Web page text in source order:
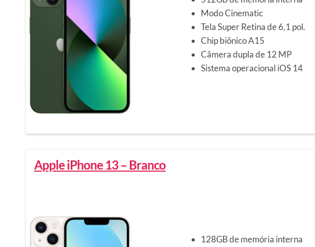
Modo Cinematic
Tela Super Retina de 6,1 pol.
Chip biônico A15
Câmera dupla de 12 MP
Sistema operacional iOS 14
Apple iPhone 13 – Branco
128GB de memória interna